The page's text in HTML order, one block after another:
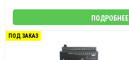
ПОДРОБНЕЕ
ПОД ЗАКАЗ